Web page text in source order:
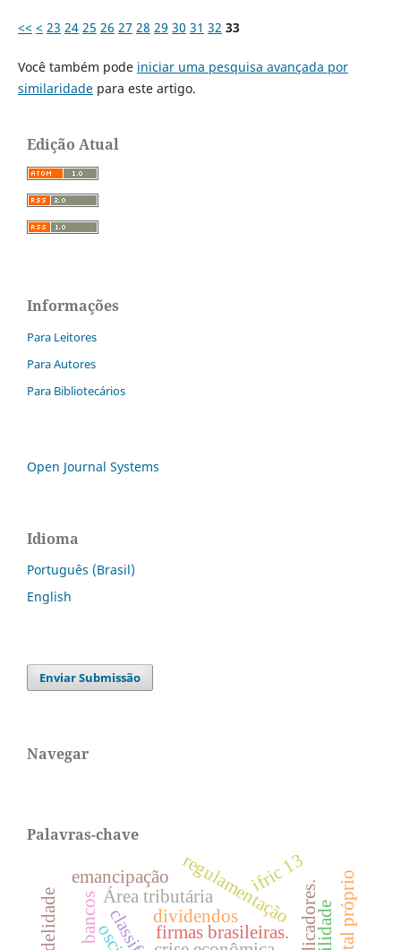
<< < 23 24 25 26 27 28 29 30 31 32 33
Você também pode iniciar uma pesquisa avançada por
similaridadepara este artigo.
Edição Atual
Informações
Para Leitores
Para Autores
Para Bibliotecários
Open Journal Systems
Idioma
Português (Brasil)
English
Enviar Submissão
Navegar
Palavras-chave
Área tributária
firmas brasileiras.
bancos regulamentação
ifric 13
dividendos
emancipação